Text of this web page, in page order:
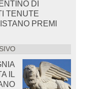
DI
TENUTE
PREMI
IL